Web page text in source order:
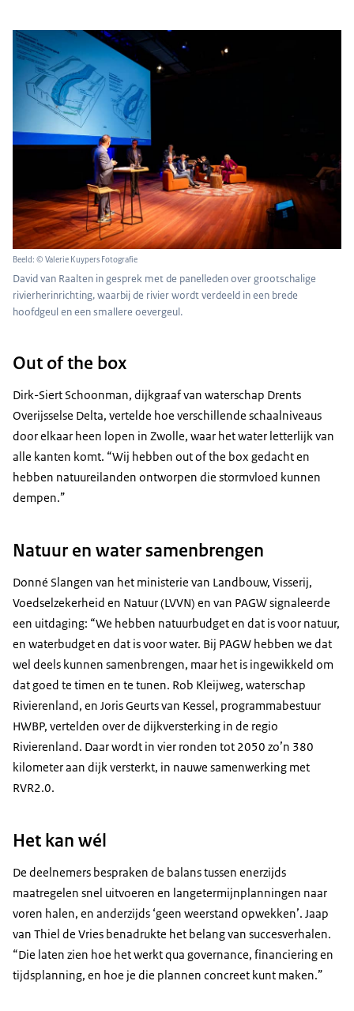
Beeld: © Valerie Kuypers Fotografie
David van Raalten in gesprek met de panelleden over grootschalige
rivierherinrichting, waarbij de rivier wordt verdeeld in een brede
hoofdgeul en een smallere oevergeul.
Out of the box
Dirk-Siert Schoonman, dijkgraaf van waterschap Drents
Overijsselse Delta, vertelde hoe verschillende schaalniveaus
door elkaar heen lopen in Zwolle, waar het water letterlijk van
alle kanten komt. “Wij hebben out of the box gedacht en
hebben natuureilanden ontworpen die stormvloed kunnen
dempen.”
Natuur en water samenbrengen
Donné Slangen van het ministerie van Landbouw, Visserij,
Voedselzekerheid en Natuur (LVVN) en van PAGW signaleerde
een uitdaging: “We hebben natuurbudget en dat is voor natuur,
en waterbudget en dat is voor water. Bij PAGW hebben we dat
wel deels kunnen samenbrengen, maar het is ingewikkeld om
dat goed te timen en te tunen. Rob Kleijweg, waterschap
Rivierenland, en Joris Geurts van Kessel, programmabestuur
HWBP, vertelden over de dijkversterking in de regio
Rivierenland. Daar wordt in vier ronden tot 2050 zo’n 380
kilometer aan dijk versterkt, in nauwe samenwerking met
RVR2.0.
Het kan wél
De deelnemers bespraken de balans tussen enerzijds
maatregelen snel uitvoeren en langetermijnplanningen naar
voren halen, en anderzijds ‘geen weerstand opwekken’. Jaap
van Thiel de Vries benadrukte het belang van succesverhalen.
“Die laten zien hoe het werkt qua governance, financiering en
tijdsplanning, en hoe je die plannen concreet kunt maken.”